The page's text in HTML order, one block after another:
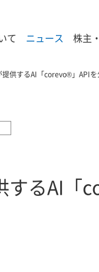
て ニュース 株主
提供するAI「corevo®」API
するAI「